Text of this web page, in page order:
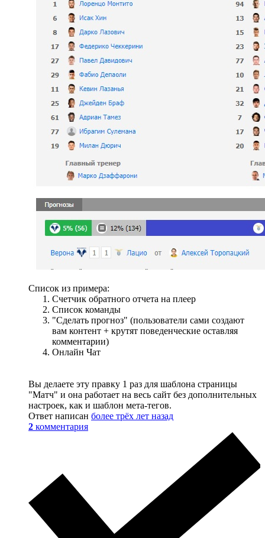
Список из примера:
Счетчик обратного отчета на плеер
Список команды
"Сделать прогноз" (пользователи сами создают
вам контент + крутят поведенческие оставляя
комментарии)
Онлайн Чат
Вы делаете эту правку 1 раз для шаблона страницы
"Матч" и она работает на весь сайт без дополнительных
настроек, как и шаблон мета-тегов.
Ответ написан более трёх лет назад
2 комментария